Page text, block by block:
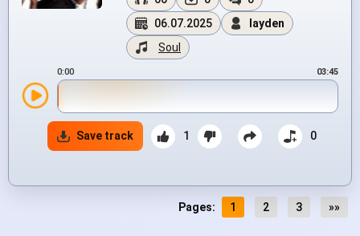
06.07.2025
layden
Soul
0:00 03:45
Save track 1 0
Pages: 1 2 3 »»